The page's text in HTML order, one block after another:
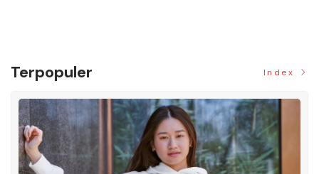
Terpopuler Index